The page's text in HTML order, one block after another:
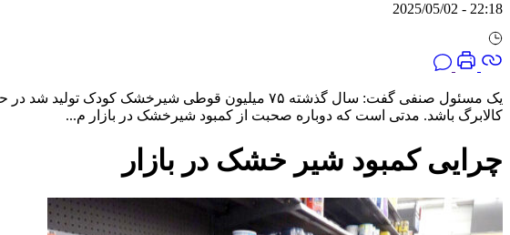
22:18 - 2025/05/02
کالابرگ باشد. مدتی است که دوباره صحبت از کمبود شیرخشک در بازار م...
چرایی کمبود شیر خشک در بازار